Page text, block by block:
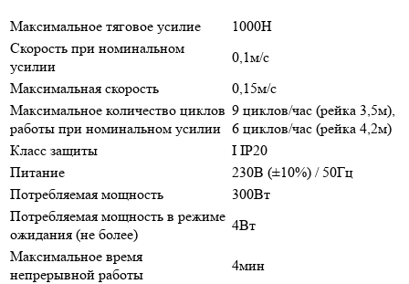
Максимальное тяговое усилие
1000Н
Скорость при номинальном
усилии
0,1м/с
Максимальная скорость
0,15м/с
Максимальное количество циклов
работы при номинальном усилии
9 циклов/час (рейка 3,5м),
6 циклов/час (рейка 4,2м)
Класс защиты
I IP20
Питание
230В (±10%) / 50Гц
Потребляемая мощность
300Вт
Потребляемая мощность в режиме
ожидания (не более)
4Вт
Максимальное время
непрерывной работы
4мин